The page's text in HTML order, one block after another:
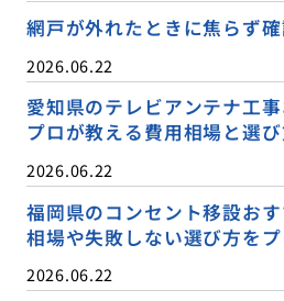
網戸が外れたときに焦らず
2026.06.22
愛知県のテレビアンテナ工
プロが教える費用相場と選
2026.06.22
福岡県のコンセント移設お
相場や失敗しない選び方を
2026.06.22